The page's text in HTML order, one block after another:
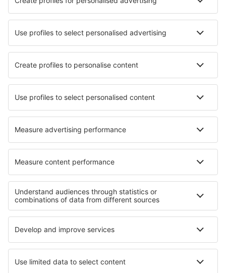
Die besten Hotels - Städte
Hotels in Mazeppa Bay Hotels in Erzhausen
Hotels in Cadiz Hotels in Teufenthal
Hotels in Oberorke Hotels in Muralto Hotels in Catus
Hotels in Yomitan
Die besten Hotels - Regionen
Hotels in Nassfeld - Pressegersee
Hotels in Dachstein Hotels in Tirol Hotels in Styria
Hotels in den Rocky Mountains Hotels in Pag Island
Hotels in Krk Hotels an der Ägäischen Riviera
Hotels in Uruguay